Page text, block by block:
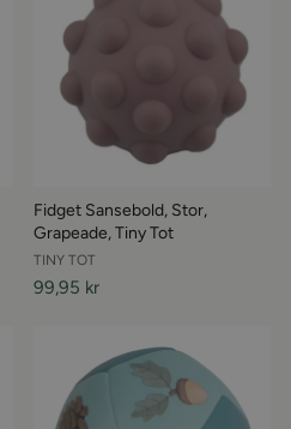
Fidget Sansebold, Stor,
Grapeade, Tiny Tot
TINY TOT
99,95 kr